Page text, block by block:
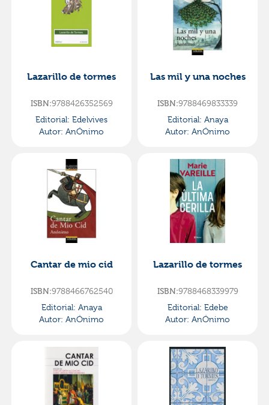
Lazarillo de tormes
ISBN:9788426352569
Editorial: Edelvives
Autor: AnÓnimo
Las mil y una noches
ISBN:9788469833339
Editorial: Anaya
Autor: AnÓnimo
Cantar de mio cid
ISBN:9788466762540
Editorial: Anaya
Autor: AnÓnimo
Lazarillo de tormes
ISBN:9788468339979
Editorial: Edebe
Autor: AnÓnimo